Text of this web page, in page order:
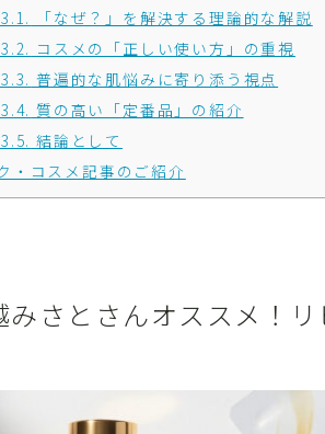
「なぜ？」を解決する理論的な解説
コスメの「正しい使い方」の重視
普遍的な肌悩みに寄り添う視点
質の高い「定番品」の紹介
結論として
・コスメ記事のご紹介
みさとさんオススメ！